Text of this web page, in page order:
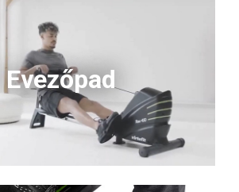
Evezőpad